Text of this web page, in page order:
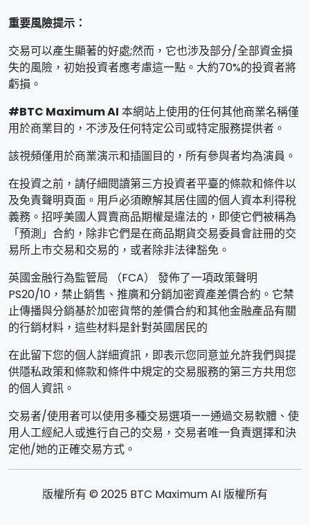
重要風險提示：
交易可以產生顯著的好處;然而，它也涉及部分/全部資金損
失的風險，初始投資者應考慮這一點。大約70%的投資者將
虧損。
#BTC Maximum AI 本網站上使用的任何其他商業名稱僅
用於商業目的，不涉及任何特定公司或特定服務提供者。
該視頻僅用於商業演示和插圖目的，所有參與者均為演員。
在投資之前，請仔細閱讀第三方投資者平臺的條款和條件以
及免責聲明頁面。用戶必須瞭解其居住國的個人資本利得稅
義務。招呼美國人買賣商品期權是違法的，即使它們被稱為
「預測」合約，除非它們是在商品期貨交易委員會註冊的交
易所上市交易和交易的，或者除非法律豁免。
英國金融行為監管局 （FCA） 發佈了一項政策聲明
PS20/10，禁止銷售、推廣和分銷加密資產差價合約。它禁
止傳播與分銷基於加密貨幣的差價合約和其他金融產品有關
的行銷材料，這些材料是針對英國居民的
在此留下您的個人詳細資訊，即表示您同意並允許我們與提
供隱私政策和條款和條件中規定的交易服務的第三方共用您
的個人資訊。
交易者/使用者可以使用多種交易選項——通過交易軟體、使
用人工經紀人或進行自己的交易，交易者唯一負責選擇和決
定他/她的正確交易方式。
版權所有 © 2025 BTC Maximum AI 版權所有